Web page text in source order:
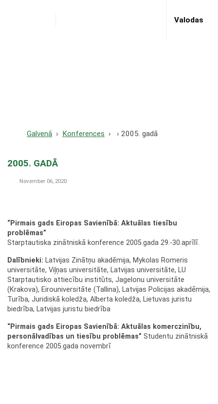
Valodas
Galvenā Konferences 2005. gadā
2005. GADĀ
November 06, 2020
“Pirmais gads Eiropas Savienībā: Aktuālas tiesību
problēmas”
Starptautiska zinātniskā konference 2005.gada 29.-30.aprīlī.
Dalībnieki: Latvijas Zinātņu akadēmija, Mykolas Romeris
universitāte, Viļņas universitāte, Latvijas universitāte, LU
Starptautisko attiecību institūts, Jagelonu universitāte
(Krakova), Eirouniversitāte (Tallina), Latvijas Policijas akadēmija,
Turība, Juridiskā koledža, Alberta koledža, Lietuvas juristu
biedrība, Latvijas juristu biedrība
“Pirmais gads Eiropas Savienībā: Aktuālas komerczinību,
personālvadības un tiesību problēmas” Studentu zinātniskā
konference 2005.gada novembrī